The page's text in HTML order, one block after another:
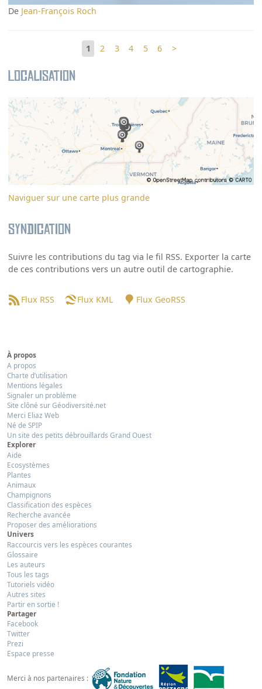
De Jean-François Roch
1 2 3 4 5 6 >
Localisation
Naviguer sur une carte plus grande
Syndication
Suivre les contributions du tag via le fil RSS. Exporter la carte
de ces contributions vers un autre outil de cartographie.
Flux RSS Flux KML Flux GeoRSS
À propos
A propos
Charte d’utilisation
Mentions légales
Signaler un problème
Site clôné sur Géodiversité.net
Merci Eliaz Web
Né de SPIP
Un site des petits débrouillards Grand Ouest
Explorer
Aide
Ecosystèmes
Plantes
Animaux
Champignons
Classification des espèces
Recherche avancée
Proposer des améliorations
Univers
Raccourcis vers les espèces courantes
Glossaire
Les auteurs
Tous les tags
Tutoriels vidéo
Autres sites
Partir en sortie !
Partager
Facebook
Twitter
Prezi
Espace presse
Merci à nos partenaires :